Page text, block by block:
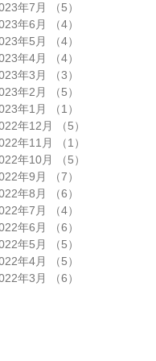
年7月
（5）
年6月
（4）
年5月
（4）
年4月
（4）
年3月
（3）
年2月
（5）
年1月
（1）
年12月
（5）
年11月
（1）
年10月
（5）
年9月
（7）
年8月
（6）
年7月
（4）
年6月
（6）
年5月
（5）
年4月
（5）
年3月
（6）